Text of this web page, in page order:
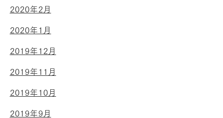
2020年2月
2020年1月
2019年12月
2019年11月
2019年10月
2019年9月